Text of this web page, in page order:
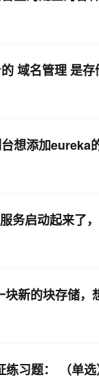
域名管理 是存
想添加eureka
务启动起来了
块新的块存储
练习题： （单